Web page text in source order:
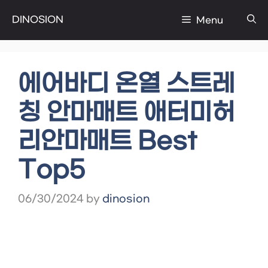
to
DINOSION Menu
에어바디 온열 스트레
칭 안마매트 애터미허
리안마매트 Best
Top5
06/30/2024 by dinosion